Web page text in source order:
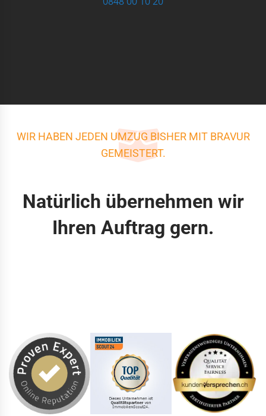
WIR HABEN JEDEN UMZUG BISHER MIT BRAVUR
GEMEISTERT.
Natürlich übernehmen wir
Ihren Auftrag gern.